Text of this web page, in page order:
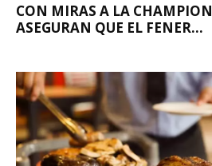
CON MIRAS A LA
ASEGURAN QUE EL FENER...